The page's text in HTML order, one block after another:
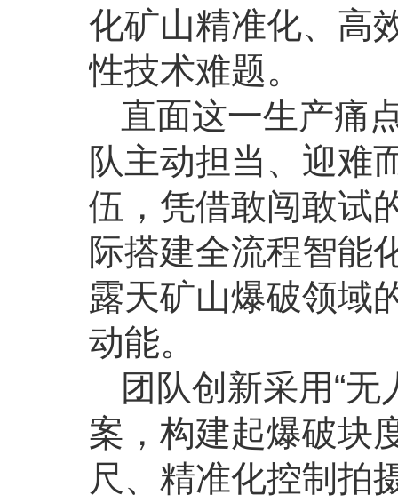
化矿山精准化、高
性技术难题。
直面这一生产痛
队主动担当、迎难
伍，凭借敢闯敢试
际搭建全流程智能
露天矿山爆破领域
动能。
团队创新采用“
案，构建起爆破块
尺、精准化控制拍